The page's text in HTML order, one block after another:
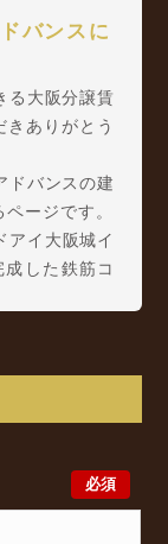
バンスに
る大阪分譲賃
きありがとう
ドバンスの建
ージです。
アイ大阪城イ
した鉄筋コ
クセスが可
の最新の空室
周辺エリアで
必須